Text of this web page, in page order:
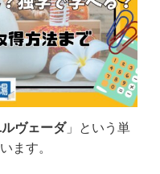
ヴェーダ」という単
ます。